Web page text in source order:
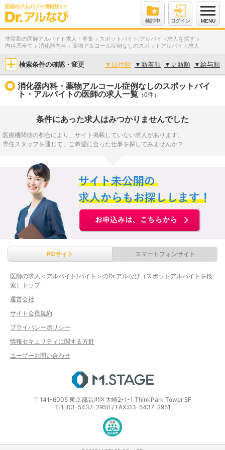
検討中 ログイン MENU
非常勤の医師アルバイト求人・募集 > スポットバイト/アルバイト求人を探す >
内科系全て > 消化器内科 > 薬物アルコール症例なしのスポットアルバイト求人
検索条件の確認・変更 ▼ 日付順 ▼ 新着順 ▼更新順 ▼給与順
消化器内科・薬物アルコール症例なしのスポットバイ
ト・アルバイトの医師の求人一覧 （0件）
条件にあった求人はみつかりませんでした
医療機関側の都合により、サイト掲載していない求人があります。
専任スタッフを通じて、ご希望に合った仕事を探してみませんか？
PCサイト スマートフォンサイト
医師の求人＜アルバイト/バイト＞のDr.アルなび（スポットアルバイトを検
索）トップ
運営会社
サイト会員規約
プライバシーポリシー
情報セキュリティに関する方針
ユーザーお問い合わせ
〒141-6005 東京都品川区大崎2-1-1 ThinkPark Tower 5F
TEL:03-5437-2950 / FAX:03-5437-2951